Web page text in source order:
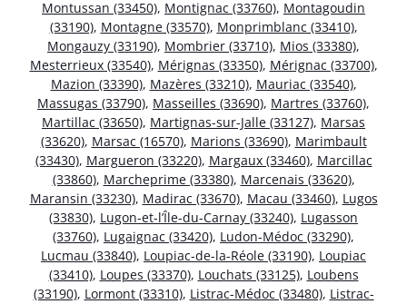
Montussan (33450), Montignac (33760), Montagoudin
(33190), Montagne (33570), Monprimblanc (33410),
Mongauzy (33190), Mombrier (33710), Mios (33380),
Mesterrieux (33540), Mérignas (33350), Mérignac (33700),
Mazion (33390), Mazères (33210), Mauriac (33540),
Massugas (33790), Masseilles (33690), Martres (33760),
Martillac (33650), Martignas-sur-Jalle (33127), Marsas
(33620), Marsac (16570), Marions (33690), Marimbault
(33430), Margueron (33220), Margaux (33460), Marcillac
(33860), Marcheprime (33380), Marcenais (33620),
Maransin (33230), Madirac (33670), Macau (33460), Lugos
(33830), Lugon-et-l’Île-du-Carnay (33240), Lugasson
(33760), Lugaignac (33420), Ludon-Médoc (33290),
Lucmau (33840), Loupiac-de-la-Réole (33190), Loupiac
(33410), Loupes (33370), Louchats (33125), Loubens
(33190), Lormont (33310), Listrac-Médoc (33480), Listrac-